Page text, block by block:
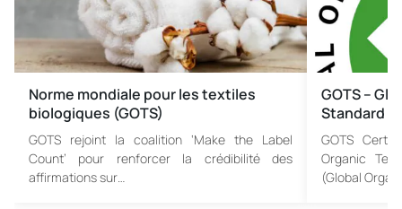
Norme mondiale pour les textiles
biologiques (GOTS)
GOTS rejoint la coalition ‘Make the Label
Count’ pour renforcer la crédibilité des
affirmations sur…
GOTS –
Standard
GOTS
Organic
(Global